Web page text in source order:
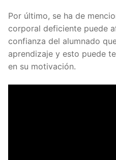
Por último, se ha de
corporal deficiente puede
confianza del alumnado
aprendizaje y esto puede
en su motivación.